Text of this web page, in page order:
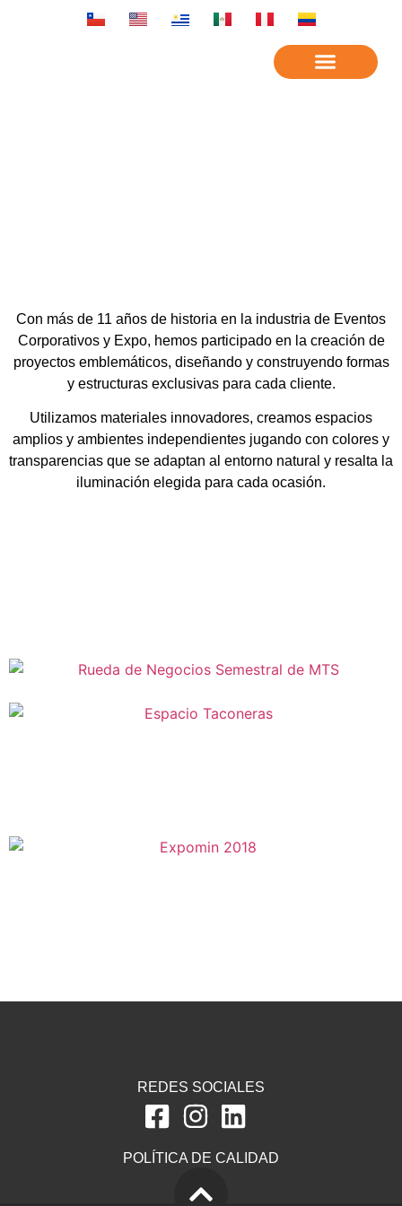
Con más de 11 años de historia en la industria de Eventos
Corporativos y Expo, hemos participado en la creación de
proyectos emblemáticos, diseñando y construyendo formas
y estructuras exclusivas para cada cliente.
Utilizamos materiales innovadores, creamos espacios
amplios y ambientes independientes jugando con colores y
transparencias que se adaptan al entorno natural y resalta la
iluminación elegida para cada ocasión.
REDES SOCIALES
POLÍTICA DE CALIDAD